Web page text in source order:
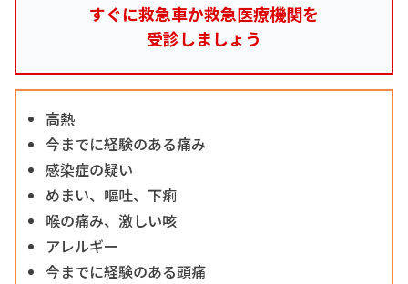
すぐに救急車か救急医療機関を
受診しましょう
高熱
今までに経験のある痛み
感染症の疑い
めまい、嘔吐、下痢
喉の痛み、激しい咳
アレルギー
今までに経験のある頭痛